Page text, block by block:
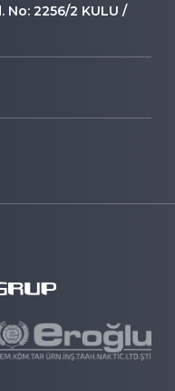
No: 2256/2 KULU /